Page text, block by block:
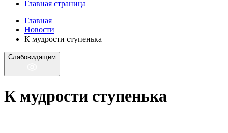
Главная страница
Главная
Новости
К мудрости ступенька
Слабовидящим
К мудрости ступенька